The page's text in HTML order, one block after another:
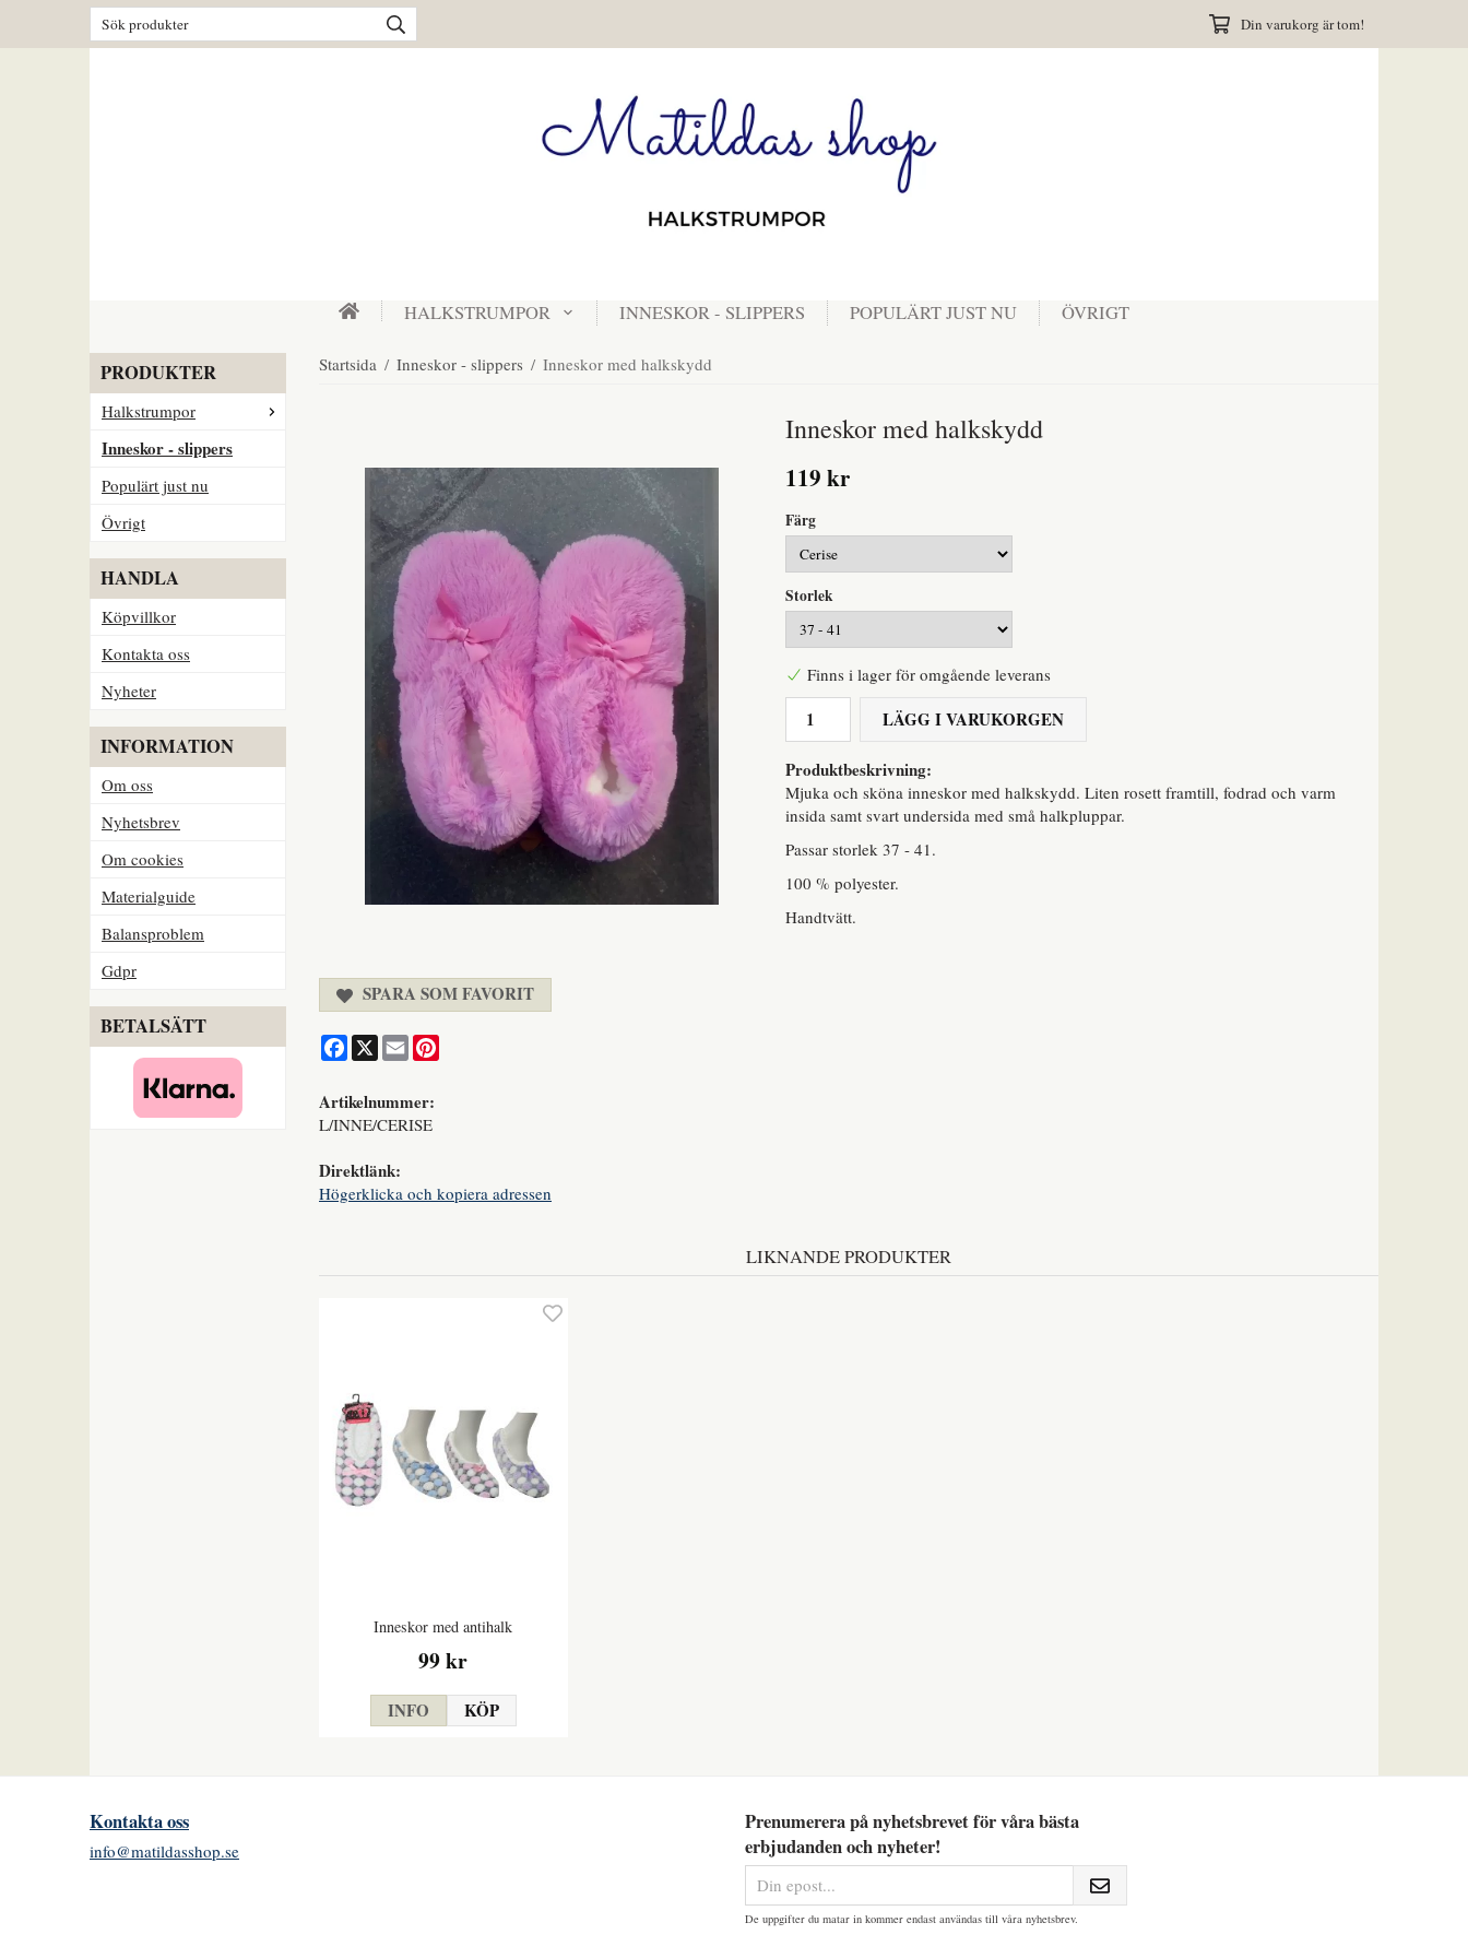
Din varukorg är tom!
HALKSTRUMPOR INNESKOR - SLIPPERS POPULÄRT JUST NU ÖVRIGT
PRODUKTER
Halkstrumpor
Inneskor - slippers
Populärt just nu
Övrigt
HANDLA
Köpvillkor
Kontakta oss
Nyheter
INFORMATION
Om oss
Nyhetsbrev
Om cookies
Materialguide
Balansproblem
Gdpr
BETALSÄTT
Startsida / Inneskor - slippers / Inneskor med halkskydd
Inneskor med halkskydd
119 kr
Färg
Storlek
Finns i lager för omgående leverans
LÄGG I VARUKORGEN
Produktbeskrivning:
Mjuka och sköna inneskor med halkskydd. Liten rosett framtill, fodrad och varm
insida samt svart undersida med små halkpluppar.
Passar storlek 37 - 41.
100 % polyester.
Handtvätt.
SPARA SOM FAVORIT
Facebook
X Email
Artikelnummer:
L/INNE/CERISE
Direktlänk:
Högerklicka och kopiera adressen
LIKNANDE PRODUKTER
Inneskor med antihalk
99 kr
INFO KÖP
Kontakta oss
info@matildasshop.se
Prenumerera på nyhetsbrevet för våra bästa
erbjudanden och nyheter!
De uppgifter du matar in kommer endast användas till våra nyhetsbrev.